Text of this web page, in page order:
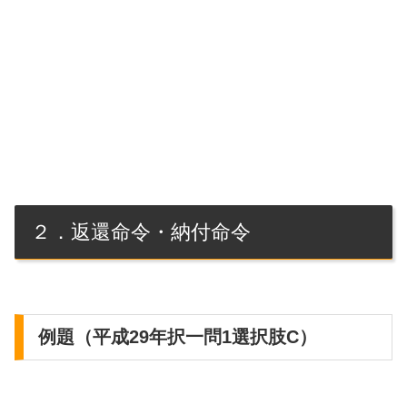
２．返還命令・納付命令
例題（平成29年択一問1選択肢C）